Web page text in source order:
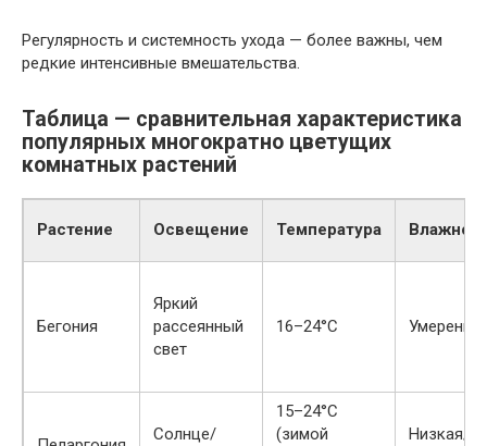
Регулярность и системность ухода — более важны, чем
редкие интенсивные вмешательства.
Таблица — сравнительная характеристика
популярных многократно цветущих
комнатных растений
Растение Освещение Температура
Бегония
Яркий
рассеянный
свет
16–24°C
Солнце/
15–24°C
(зимой
Низкая/